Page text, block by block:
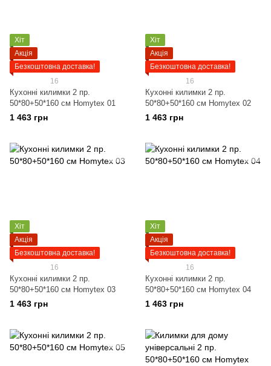
Хіт
Акція
Безкоштовна доставка!
16
Кухонні килимки 2 пр.
50*80+50*160 см Homytex 01
1 463 грн
Хіт
Акція
Безкоштовна доставка!
16
Кухонні килимки 2 пр.
50*80+50*160 см Homytex 02
1 463 грн
Хіт
Акція
Безкоштовна доставка!
16
Кухонні килимки 2 пр.
50*80+50*160 см Homytex 03
1 463 грн
Хіт
Акція
Безкоштовна доставка!
16
Кухонні килимки 2 пр.
50*80+50*160 см Homytex 04
1 463 грн